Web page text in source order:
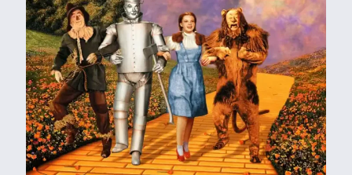
RESERVATSGEWALT